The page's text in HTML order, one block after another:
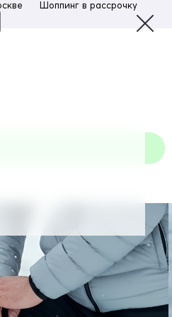
Шоппинг в рассрочку